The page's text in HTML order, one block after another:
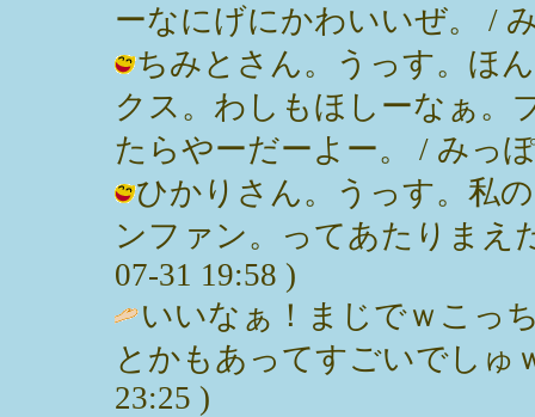
ーなにげにかわいいぜ。 /
ちみとさん。うっす。ほ
クス。わしもほしーなぁ。
たらやーだーよー。 / みっ
ひかりさん。うっす。私
ンファン。ってあたりまえ
07-31 19:58 )
いいなぁ！まじでｗこっ
とかもあってすごいでしゅ
23:25 )